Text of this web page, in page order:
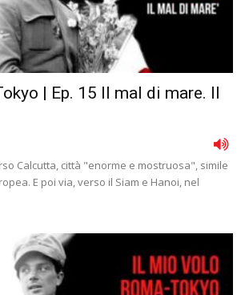
| Ep. 15 Il mal di mare. Il
Calcutta, città "enorme e mostruosa", simile
E poi via, verso il Siam e Hanoi, nel